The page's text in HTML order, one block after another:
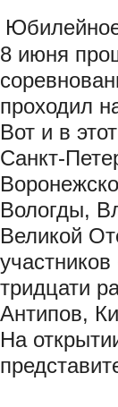
8 июня
проходил
Вот и в
Санкт-
Вологды,
Великой
тридцати
Антипов,
На